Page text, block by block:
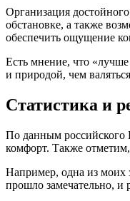
Организация
обстановке, а также
обеспечить ощущение
Есть мнение, что
и природой, чем
Статистика и
По данным российского
комфорт. Также
Например, одна из моих
прошло замечательно, и